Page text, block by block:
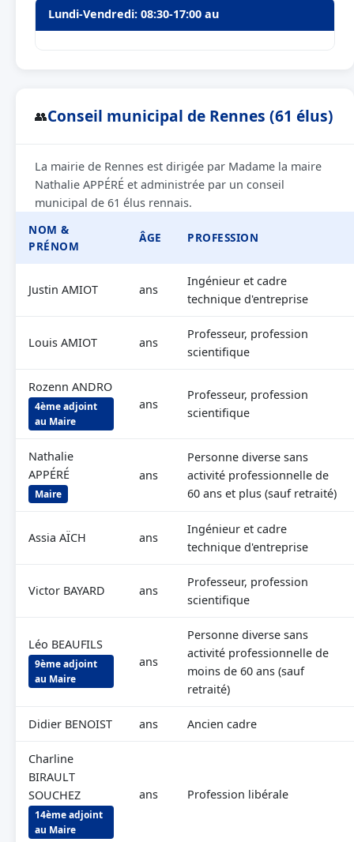
Lundi-Vendredi: 08:30-17:00 au
👥Conseil municipal de Rennes (61 élus)
La mairie de Rennes est dirigée par Madame la maire
Nathalie APPÉRÉ et administrée par un conseil
municipal de 61 élus rennais.
NOM &
PRÉNOM
ÂGE PROFESSION
Justin AMIOT ans
Ingénieur et cadre
technique d'entreprise
Louis AMIOT ans
Professeur, profession
scientifique
Rozenn ANDRO
4ème adjoint
au Maire
ans
Professeur, profession
scientifique
Nathalie
APPÉRÉ
Maire
ans
Personne diverse sans
activité professionnelle de
60 ans et plus (sauf retraité)
Assia AÏCH ans
Ingénieur et cadre
technique d'entreprise
Victor BAYARD ans
Professeur, profession
scientifique
Léo BEAUFILS
9ème adjoint
au Maire
ans
Personne diverse sans
activité professionnelle de
moins de 60 ans (sauf
retraité)
Didier BENOIST ans Ancien cadre
Charline
BIRAULT
SOUCHEZ
14ème adjoint
au Maire
ans Profession libérale